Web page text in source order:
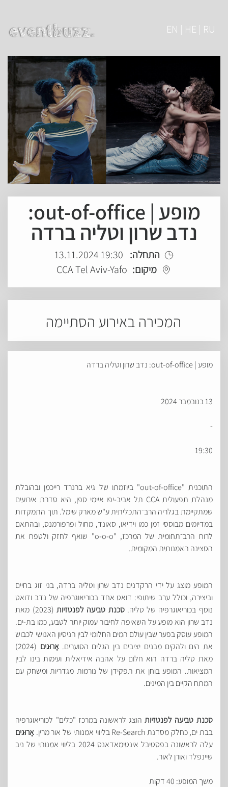
EN | HE | RU
מופע | out-of-office:
נדב שרון וטליה ברדה
התחלה: 19:30 13.11.2024
מיקום: CCA Tel Aviv-Yafo
המכירה באירוע הסתיימה
מופע | out-of-office: נדב שרון וטליה ברדה
13 בנובמבר 2024
-
19:30
התוכנית "out-of-office" ביוזמתו של גיא ברנרד רייכמן ובהובלת
מנהלת תפעולית CCA תל אביב-יפו איימי ספן, היא סדרת אירועים
שמתקיימת בגלריה הרב־התכליתית ע"ש מארק שימל. תוך התמקדות
במדיומים מבוססי זמן כמו וידיאו, סאונד, מחול ופרפורמנס, ובהתאם
לרוח הרב־תחומית של המרכז, "o-o-o" שואף לחזק ולטפח את
הסצינה האמנותית המקומית.
המופע מוצג על ידי הרקדנים נדב שרון וטליה ברדה, בני זוג בחיים
וביצירה, וכולל ערב שיתופי: דואט אחד בכוריאוגרפיה של נדב ודואט
נוסף בכוריאוגרפיה של טליה.סכנת טביעה לפנטזיות
(2023) מאת
נדב שרון הוא מופע על השאיפה לחיבור עמוק יותר לטבע, כמו בת-ים.
המופע עוסק בפער שבין עולם המים החלומי לבין הניסיון האנושי לכבוש
את הים ולהקים מבנים יציבים בין הגלים הסוערים.אָרוּגים
(2024)
מאת טליה ברדה הוא חלום על אהבה אידיאלית ועימות בינו לבין
המציאות. המופע בוחן את תפקידן של נורמות מגדריות ומשחק עם
המתח הקיים בין המינים.
סכנת טביעה לפנטזיותהוצג לראשונה במרכז "כלים" לכוריאוגרפיה
בבת ים, כחלק מסדנת Re-Search בליווי אמנותי של אור מרין.
אָרוּגים
עלה לראשונה בפסטיבל אינטימאדאנס 2024 בליווי אמנותי של ניב
שיינפלד ואורן לאור.
משך המופע: 40 דקות